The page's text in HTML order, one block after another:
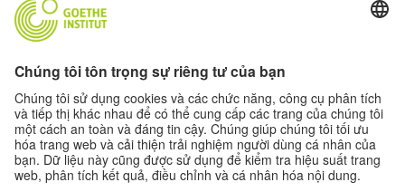
Cộng đồng „Deutsch für dich“
Các khóa học tiếng Đức của Goethe-
Institut
Cổng thông tin giáo viên “Deutschstunde”
Quyền riêng tư và khả năng tiếp cận